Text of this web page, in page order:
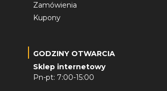
Zamówienia
Kupony
GODZINY OTWARCIA
Sklep internetowy
Pn-pt: 7:00-15:00